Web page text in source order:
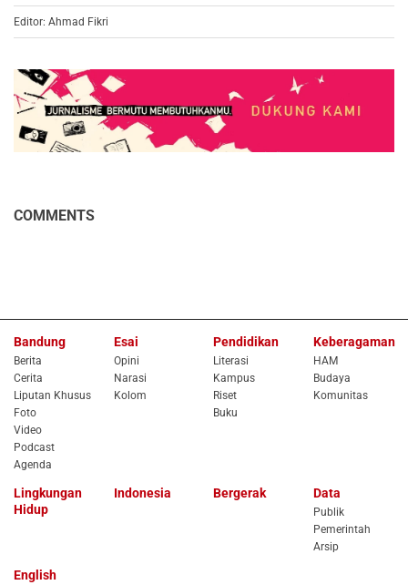
Editor: Ahmad Fikri
COMMENTS
Bandung
Berita
Cerita
Liputan Khusus
Foto
Video
Podcast
Agenda
Esai
Opini
Narasi
Kolom
Pendidikan
Literasi
Kampus
Riset
Buku
Keberagaman
HAM
Budaya
Komunitas
Lingkungan
Hidup
Indonesia Bergerak Data
Publik
Pemerintah
Arsip
English